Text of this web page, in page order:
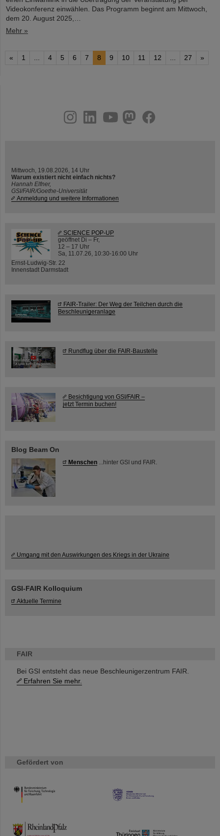
FAIR
Bei GSI entsteht das neue Beschleunigerzentrum FAIR.
Erfahren Sie mehr.
Gefördert von
HMWK
TMWWDG
Videokonferenz einwählen. Das Programm beginnt am Mittwoch,
dem 20. August 2025,…
Mehr »
« 1 4 5 6 7 8 9 10 11 12 27 »
youtube
helmholtz.social
facebook
Mittwoch, 19.08.2026, 14 Uhr
Warum existiert nicht einfach nichts?
Hannah Elfner,
GSI/FAIR/Goethe-Universität
Anmeldung und weitere Informationen
SCIENCE POP-UP
geöffnet Di – Fr,
12 – 17 Uhr
Sa, 11.07.26, 10:30-16:00 Uhr
Ernst-Ludwig-Str. 22
Innenstadt Darmstadt
FAIR-Trailer: Der Weg der Teilchen durch die
Beschleunigeranlage
Rundflug über die FAIR-Baustelle
Besichtigung von GSI/FAIR –
jetzt Termin buchen!
Blog Beam On
Menschen ...hinter GSI und FAIR.
Umgang mit den Auswirkungen des Kriegs in der Ukraine
GSI-FAIR Kolloquium
Aktuelle Termine